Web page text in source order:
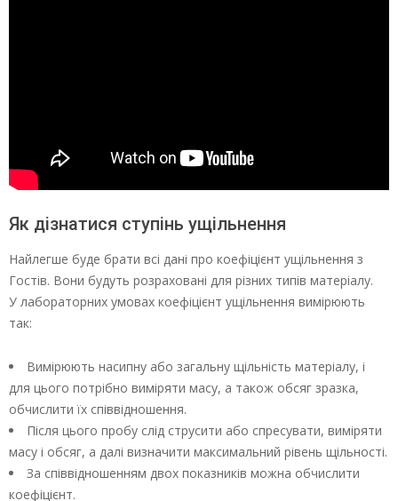
Як дізнатися ступінь ущільнення
Найлегше буде брати всі дані про коефіцієнт ущільнення з
Гостів. Вони будуть розраховані для різних типів матеріалу.
У лабораторних умовах коефіцієнт ущільнення вимірюють
так:
Вимірюють насипну або загальну щільність матеріалу, і
для цього потрібно виміряти масу, а також обсяг зразка,
обчислити їх співвідношення.
Після цього пробу слід струсити або спресувати, виміряти
масу і обсяг, а далі визначити максимальний рівень щільності.
За співвідношенням двох показників можна обчислити
коефіцієнт.